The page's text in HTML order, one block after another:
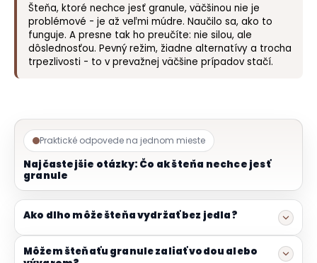
Šteňa, ktoré nechce jesť granule, väčšinou nie je
problémové - je až veľmi múdre. Naučilo sa, ako to
funguje. A presne tak ho preučíte: nie silou, ale
dôslednosťou. Pevný režim, žiadne alternatívy a trocha
trpezlivosti - to v prevažnej väčšine prípadov stačí.
Praktické odpovede na jednom mieste
Najčastejšie otázky: Čo ak šteňa nechce jesť
granule
Ako dlho môže šteňa vydržať bez jedla?
Môžem šteňaťu granule zaliať vodou alebo